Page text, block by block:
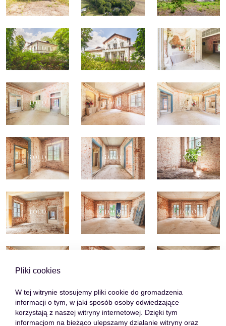
Pliki cookies
W tej witrynie stosujemy pliki cookie do gromadzenia
informacji o tym, w jaki sposób osoby odwiedzające
korzystają z naszej witryny internetowej. Dzięki tym
informacjom na bieżąco ulepszamy działanie witryny oraz